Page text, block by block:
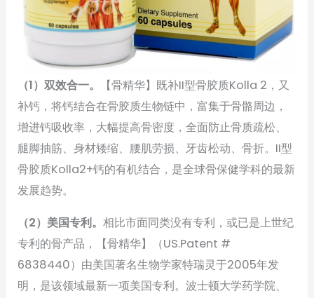
（1）双效合一。
【骨精华】既补II型骨胶质Kolla 2，又
补钙，将钙结合在骨胶质生物链中，富集于骨骼周边，
增进钙吸收率，大幅提高骨密度，全面防止骨质疏松、
腿脚抽筋、身材矮缩、腰肌劳损、牙齿松动、骨折。II型
骨胶质Kolla2+钙的有机结合，是全球骨保健学科的最新
发展趋势。
（2）美国专利。相比市面同类没有专利，或已是上世纪
专利的骨产品，【骨精华】（US.Patent #
6838440）由美国著名生物学家特瑞灵于2005年发
明，是该领域最新一项美国专利。波士顿大学药学院、